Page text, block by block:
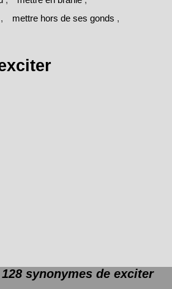
, mettre hors de ses gonds ,
synonymes de exciter